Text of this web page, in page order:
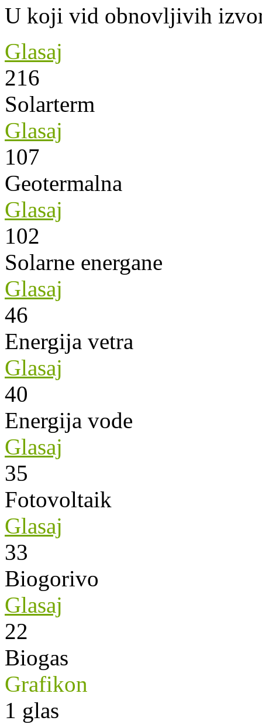
U koji vid obnovljivih
Glasaj
216
Solarterm
Glasaj
107
Geotermalna
Glasaj
102
Solarne energane
Glasaj
46
Energija vetra
Glasaj
40
Energija vode
Glasaj
35
Fotovoltaik
Glasaj
33
Biogorivo
Glasaj
22
Biogas
Grafikon
1 glas